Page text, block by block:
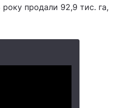
року продали 92,9 тис. га,